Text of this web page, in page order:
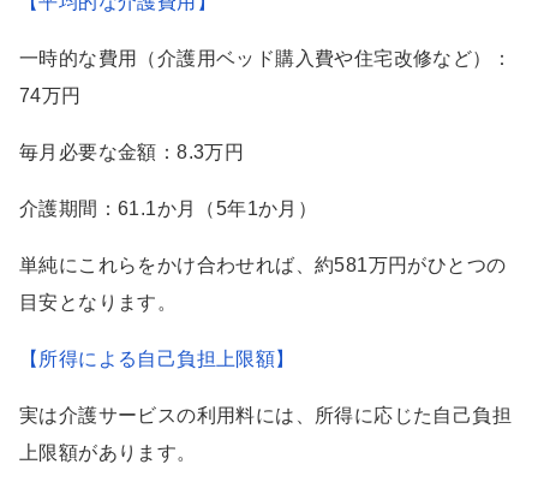
一時的な費用（介護用ベッド購入費や住宅改修など）：
74万円
毎月必要な金額：8.3万円
介護期間：61.1か月（5年1か月）
単純にこれらをかけ合わせれば、約581万円がひとつの
目安となります。
【所得による自己負担上限額】
実は介護サービスの利用料には、所得に応じた自己負担
上限額があります。